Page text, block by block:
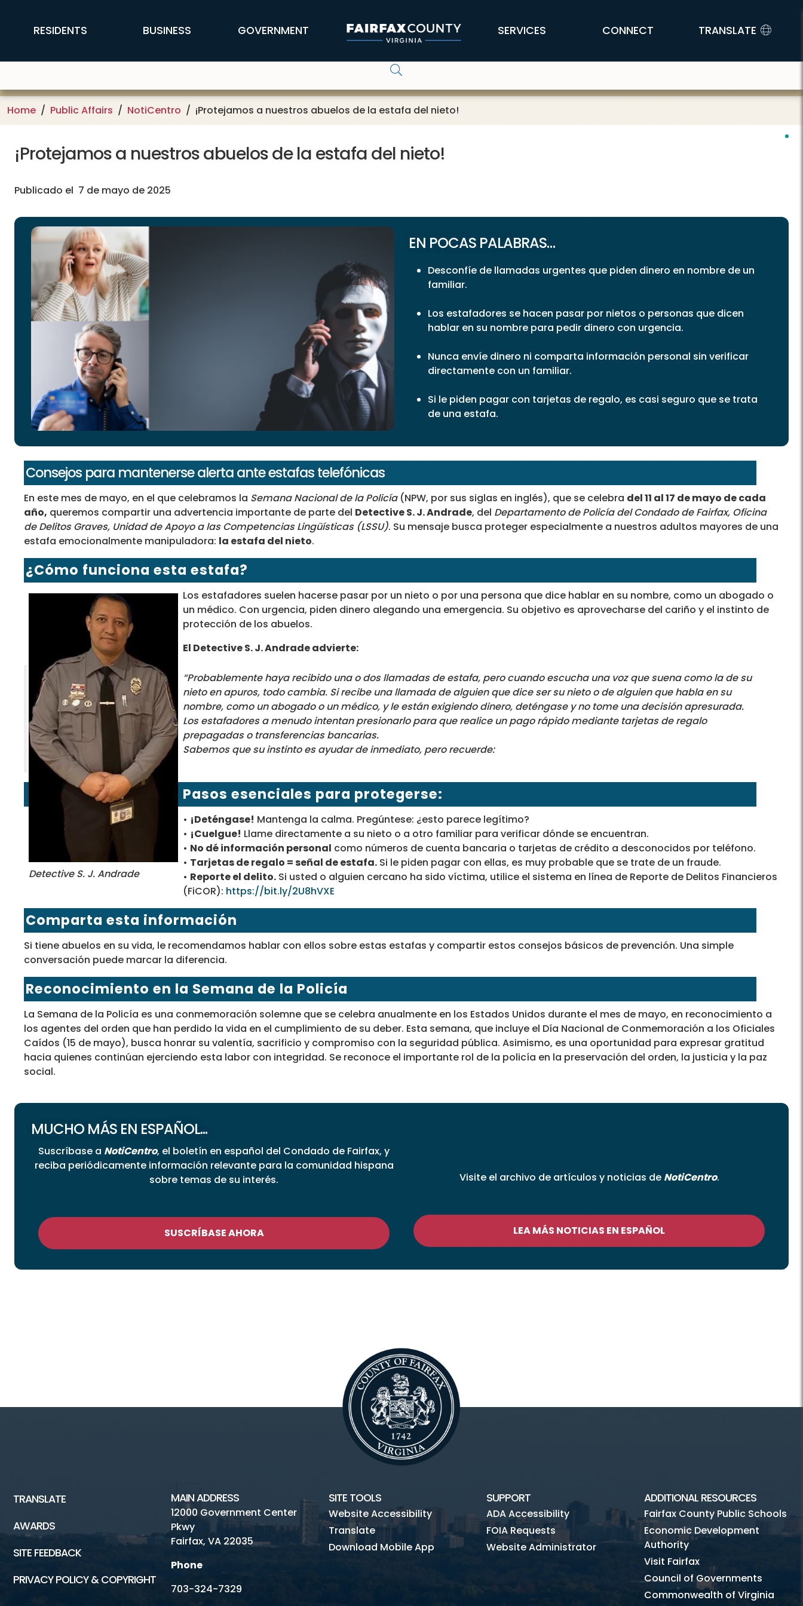
FFX Global Navigation
RESIDENTS BUSINESS GOVERNMENT SERVICES CONNECT TRANSLATE
Home Public Affairs NotiCentro ¡Protejamos a nuestros abuelos de la estafa del nieto!
¡Protejamos a nuestros abuelos de la estafa del nieto!
Publicado el 7 de mayo de 2025
EN POCAS PALABRAS…
Desconfíe de llamadas urgentes que piden dinero en nombre de un
familiar.
Los estafadores se hacen pasar por nietos o personas que dicen
hablar en su nombre para pedir dinero con urgencia.
Nunca envíe dinero ni comparta información personal sin verificar
directamente con un familiar.
Si le piden pagar con tarjetas de regalo, es casi seguro que se trata
de una estafa.
Consejos para mantenerse alerta ante estafas telefónicas
En este mes de mayo, en el que celebramos la Semana Nacional de la Policía (NPW, por sus siglas en inglés), que se celebra del 11 al 17 de mayo de cada
año, queremos compartir una advertencia importante de parte del Detective S. J. Andrade, del Departamento de Policía del Condado de Fairfax, Oficina
de Delitos Graves, Unidad de Apoyo a las Competencias Lingüísticas (LSSU). Su mensaje busca proteger especialmente a nuestros adultos mayores de una
estafa emocionalmente manipuladora: la estafa del nieto.
¿Cómo funciona esta estafa?
Detective S. J. Andrade
Los estafadores suelen hacerse pasar por un nieto o por una persona que dice hablar en su nombre, como un abogado o
un médico. Con urgencia, piden dinero alegando una emergencia. Su objetivo es aprovecharse del cariño y el instinto de
protección de los abuelos.
El Detective S. J. Andrade advierte:
“Probablemente haya recibido una o dos llamadas de estafa, pero cuando escucha una voz que suena como la de su
nieto en apuros, todo cambia. Si recibe una llamada de alguien que dice ser su nieto o de alguien que habla en su
nombre, como un abogado o un médico, y le están exigiendo dinero, deténgase y no tome una decisión apresurada.
Los estafadores a menudo intentan presionarlo para que realice un pago rápido mediante tarjetas de regalo
prepagadas o transferencias bancarias.
Sabemos que su instinto es ayudar de inmediato, pero recuerde:
Pasos esenciales para protegerse:
• ¡Deténgase! Mantenga la calma. Pregúntese: ¿esto parece legítimo?
• ¡Cuelgue! Llame directamente a su nieto o a otro familiar para verificar dónde se encuentran.
• No dé información personal como números de cuenta bancaria o tarjetas de crédito a desconocidos por teléfono.
• Tarjetas de regalo = señal de estafa. Si le piden pagar con ellas, es muy probable que se trate de un fraude.
• Reporte el delito. Si usted o alguien cercano ha sido víctima, utilice el sistema en línea de Reporte de Delitos Financieros
(FiCOR): https://bit.ly/2U8hVXE
Comparta esta información
Si tiene abuelos en su vida, le recomendamos hablar con ellos sobre estas estafas y compartir estos consejos básicos de prevención. Una simple
conversación puede marcar la diferencia.
Reconocimiento en la Semana de la Policía
La Semana de la Policía es una conmemoración solemne que se celebra anualmente en los Estados Unidos durante el mes de mayo, en reconocimiento a
los agentes del orden que han perdido la vida en el cumplimiento de su deber. Esta semana, que incluye el Día Nacional de Conmemoración a los Oficiales
Caídos (15 de mayo), busca honrar su valentía, sacrificio y compromiso con la seguridad pública. Asimismo, es una oportunidad para expresar gratitud
hacia quienes continúan ejerciendo esta labor con integridad. Se reconoce el importante rol de la policía en la preservación del orden, la justicia y la paz
social.
MUCHO MÁS EN ESPAÑOL...
Suscríbase a NotiCentro, el boletín en español del Condado de Fairfax, y
reciba periódicamente información relevante para la comunidad hispana
sobre temas de su interés.
SUSCRÍBASE AHORA
Visite el archivo de artículos y noticias de NotiCentro.
LEA MÁS NOTICIAS EN ESPAÑOL
TRANSLATE
AWARDS
SITE FEEDBACK
PRIVACY POLICY & COPYRIGHT
MAIN ADDRESS
12000 Government Center
Pkwy
Fairfax, VA 22035
Phone
703-324-7329
SITE TOOLS
Website Accessibility
Translate
Download Mobile App
SUPPORT
ADA Accessibility
FOIA Requests
Website Administrator
ADDITIONAL RESOURCES
Fairfax County Public Schools
Economic Development
Authority
Visit Fairfax
Council of Governments
Commonwealth of Virginia